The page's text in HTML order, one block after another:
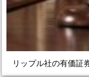
リップル社の有価証